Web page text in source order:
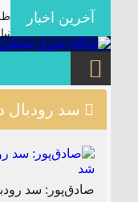
آخرین اخبار
سد رودبال
صادق‌پور: سد